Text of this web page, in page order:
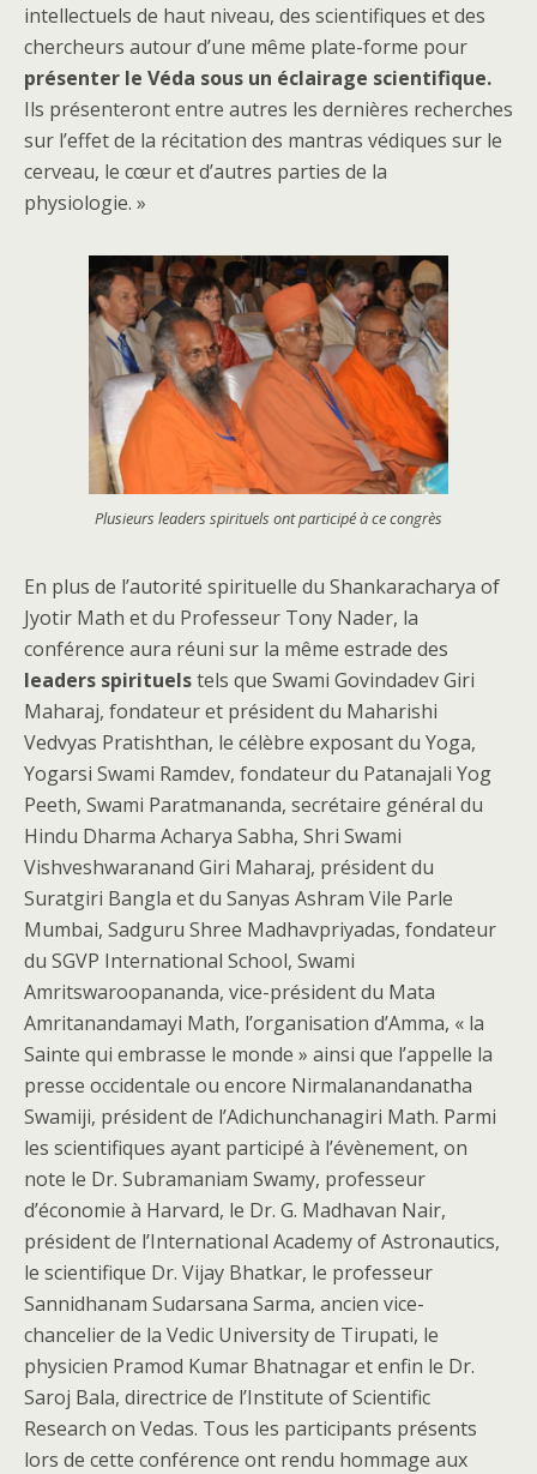
intellectuels de haut niveau, des scientifiques et des
chercheurs autour d’une même plate-forme pour
présenter le Véda sous un éclairage scientifique.
Ils présenteront entre autres les dernières recherches
sur l’effet de la récitation des mantras védiques sur le
cerveau, le cœur et d’autres parties de la
physiologie. »
Plusieurs leaders spirituels ont participé à ce congrès
En plus de l’autorité spirituelle du Shankaracharya of
Jyotir Math et du Professeur Tony Nader, la
conférence aura réuni sur la même estrade des
leaders spirituelstels que Swami Govindadev Giri
Maharaj, fondateur et président du Maharishi
Vedvyas Pratishthan, le célèbre exposant du Yoga,
Yogarsi Swami Ramdev, fondateur du Patanajali Yog
Peeth, Swami Paratmananda, secrétaire général du
Hindu Dharma Acharya Sabha, Shri Swami
Vishveshwaranand Giri Maharaj, président du
Suratgiri Bangla et du Sanyas Ashram Vile Parle
Mumbai, Sadguru Shree Madhavpriyadas, fondateur
du SGVP International School, Swami
Amritswaroopananda, vice-président du Mata
Amritanandamayi Math, l’organisation d’Amma, « la
Sainte qui embrasse le monde » ainsi que l’appelle la
presse occidentale ou encore Nirmalanandanatha
Swamiji, président de l’Adichunchanagiri Math. Parmi
les scientifiques ayant participé à l’évènement, on
note le Dr. Subramaniam Swamy, professeur
d’économie à Harvard, le Dr. G. Madhavan Nair,
président de l’International Academy of Astronautics,
le scientifique Dr. Vijay Bhatkar, le professeur
Sannidhanam Sudarsana Sarma, ancien vice-
chancelier de la Vedic University de Tirupati, le
physicien Pramod Kumar Bhatnagar et enfin le Dr.
Saroj Bala, directrice de l’Institute of Scientific
Research on Vedas. Tous les participants présents
lors de cette conférence ont rendu hommage aux